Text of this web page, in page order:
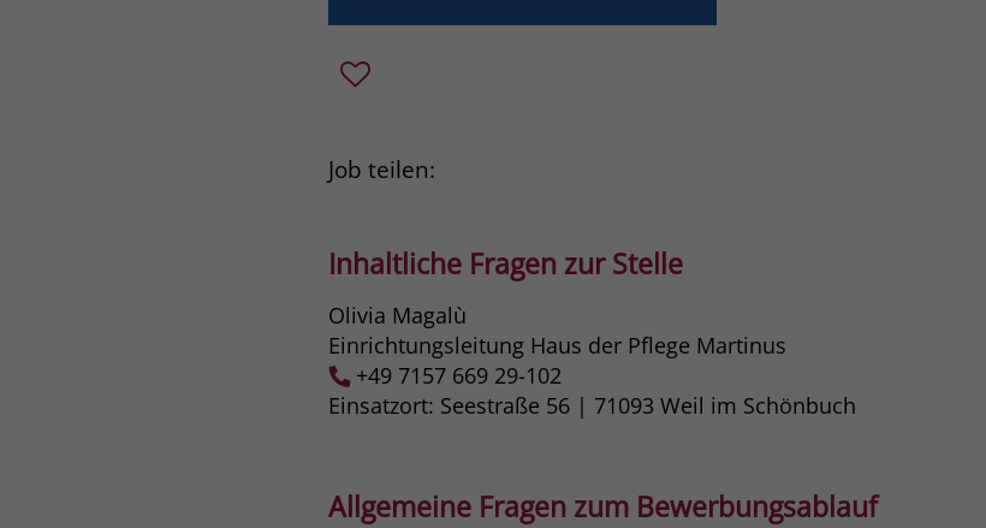
Job teilen:
Inhaltliche Fragen zur Stelle
Olivia Magalù
Einrichtungsleitung Haus der Pflege Martinus
+49 7157 669 29-102
Einsatzort: Seestraße 56 | 71093​ Weil im Schönbuch
Allgemeine Fragen zum Bewerbungsablauf